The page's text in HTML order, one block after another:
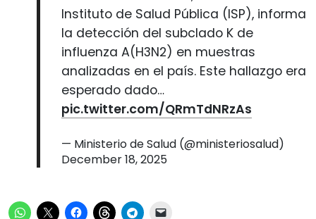
Instituto de Salud Pública (ISP), informa
la detección del subclado K de
influenza A(H3N2) en muestras
analizadas en el país. Este hallazgo era
esperado dado…
pic.twitter.com/QRmTdNRzAs
— Ministerio de Salud (@ministeriosalud)
December 18, 2025